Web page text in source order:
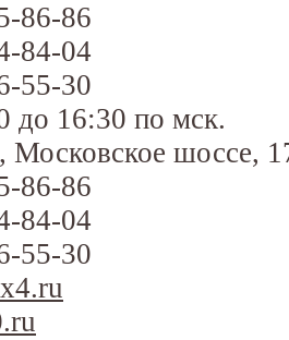
86-86
84-04
55-30
до 16:30 по мск.
Московское шоссе,
86-86
84-04
55-30